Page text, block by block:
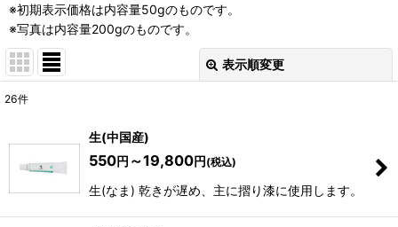
※初期表示価格は内容量50gのものです。
※写真は内容量200gのものです。
表示順変更
表示数:
26件
生(中国産)
550円 ～19,800円 (税込)
生(なま) 乾きが遅め、主に摺り漆に使用します。